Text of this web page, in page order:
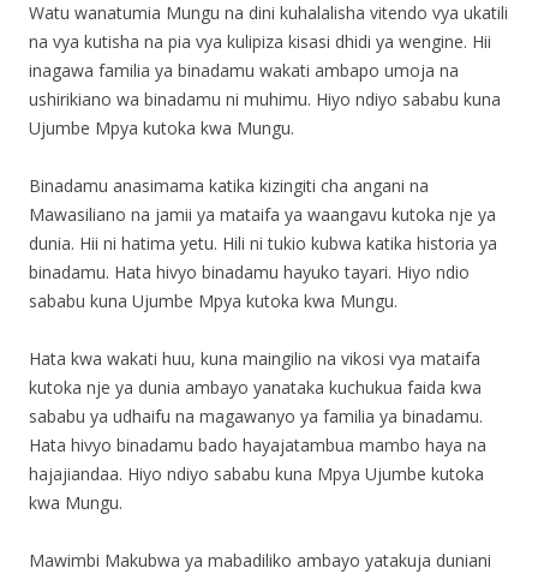
Watu wanatumia Mungu na dini kuhalalisha vitendo vya ukatili
na vya kutisha na pia vya kulipiza kisasi dhidi ya wengine. Hii
inagawa familia ya binadamu wakati ambapo umoja na
ushirikiano wa binadamu ni muhimu. Hiyo ndiyo sababu kuna
Ujumbe Mpya kutoka kwa Mungu.
Binadamu anasimama katika kizingiti cha angani na
Mawasiliano na jamii ya mataifa ya waangavu kutoka nje ya
dunia. Hii ni hatima yetu. Hili ni tukio kubwa katika historia ya
binadamu. Hata hivyo binadamu hayuko tayari. Hiyo ndio
sababu kuna Ujumbe Mpya kutoka kwa Mungu.
Hata kwa wakati huu, kuna maingilio na vikosi vya mataifa
kutoka nje ya dunia ambayo yanataka kuchukua faida kwa
sababu ya udhaifu na magawanyo ya familia ya binadamu.
Hata hivyo binadamu bado hayajatambua mambo haya na
hajajiandaa. Hiyo ndiyo sababu kuna Mpya Ujumbe kutoka
kwa Mungu.
Mawimbi Makubwa ya mabadiliko ambayo yatakuja duniani